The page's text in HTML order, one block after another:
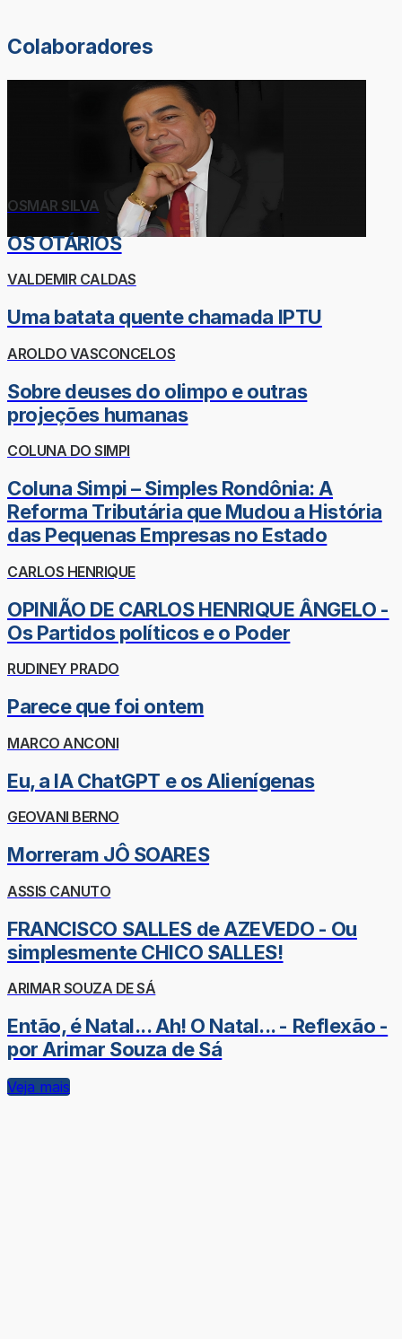
Colaboradores
OSMAR SILVA
OS OTÁRIOS
VALDEMIR CALDAS
Uma batata quente chamada IPTU
AROLDO VASCONCELOS
Sobre deuses do olimpo e outras
projeções humanas
COLUNA DO SIMPI
Coluna Simpi – Simples Rondônia: A
Reforma Tributária que Mudou a História
das Pequenas Empresas no Estado
CARLOS HENRIQUE
OPINIÃO DE CARLOS HENRIQUE ÂNGELO -
Os Partidos políticos e o Poder
RUDINEY PRADO
Parece que foi ontem
MARCO ANCONI
Eu, a IA ChatGPT e os Alienígenas
GEOVANI BERNO
Morreram JÔ SOARES
ASSIS CANUTO
FRANCISCO SALLES de AZEVEDO - Ou
simplesmente CHICO SALLES!
ARIMAR SOUZA DE SÁ
Então, é Natal... Ah! O Natal... - Reflexão -
por Arimar Souza de Sá
Veja mais